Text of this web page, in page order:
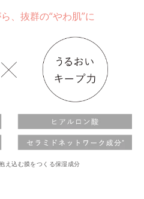
、抜群の“やわ肌”に
え込む膜をつくる保湿成分